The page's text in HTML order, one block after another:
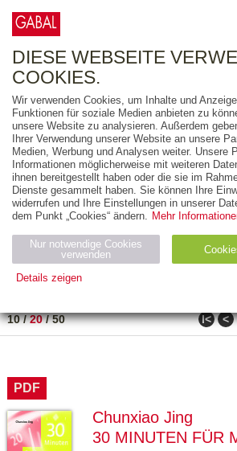
FREITEXT
AUSGABEART
AUS DER REIHE
ZUM THEMA
Neuerscheinung
PREIS
10/20/50 ǀ< <
PDF
Chunxiao Jing
30 MINUTEN FÜR
DIESE WEBSEITE
COOKIES.
Wir verwenden Cookies, um Inhalte und
Funktionen für soziale Medien anbieten zu
unsere Website zu analysieren. Außerdem
Ihrer Verwendung unserer Website an unsere
Medien, Werbung und Analysen weiter. Unsere
Informationen möglicherweise mit weiteren
ihnen bereitgestellt haben oder die sie im
Dienste gesammelt haben. Sie können Ihre
widerrufen und Ihre Einstellungen in unserer
dem Punkt „Cookies“ ändern. Mehr
Nur notwendige Cookies
verwenden
Details zeigen
Name Zweck
ESSION
_ID
GV_CO
OKIES
gabal-
Speichert den
Benutzers für Cookies auf
Domäne.